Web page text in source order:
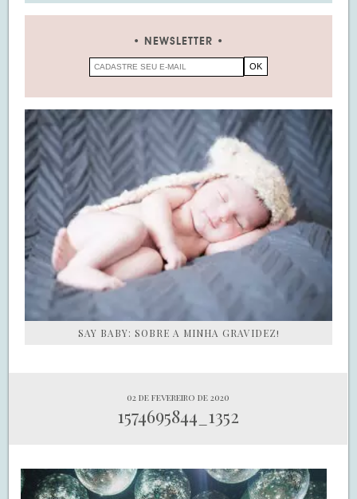
NEWSLETTER
SAY BABY: SOBRE A MINHA GRAVIDEZ!
02 de fevereiro de 2020
1574695844_1352